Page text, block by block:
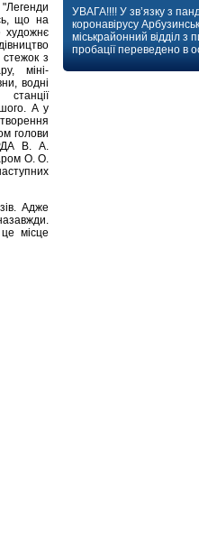
що на
художнє
стежок з
міні-
водні
А у
голови
РДА В. А.
О. О.
Адже
місце
УВАГА!!!! У зв’язку з
коронавірусу
міськрайонний відділ з
пробації переведено в